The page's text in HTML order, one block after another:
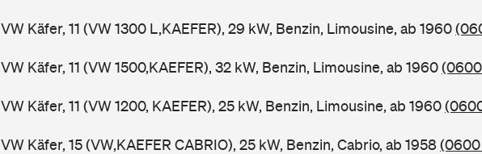
VW Käfer, 11 (VW 1300 L,KAEFER), 29 kW, Benzin, Limousine, ab 1960
VW Käfer, 11 (VW 1500,KAEFER), 32 kW, Benzin, Limousine, ab 1960
VW Käfer, 11 (VW 1200, KAEFER), 25 kW, Benzin, Limousine, ab 1960
VW Käfer, 15 (VW,KAEFER CABRIO), 25 kW, Benzin, Cabrio, ab 1958(0600